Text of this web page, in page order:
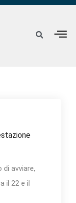
di avviare,
il 22 e il